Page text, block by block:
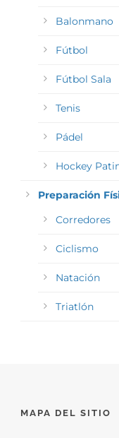
Balonmano
Fútbol
Fútbol Sala
Tenis
Pádel
Hockey
Preparación
Corredores
Ciclismo
Natación
Triatlón
MAPA DEL SITIO